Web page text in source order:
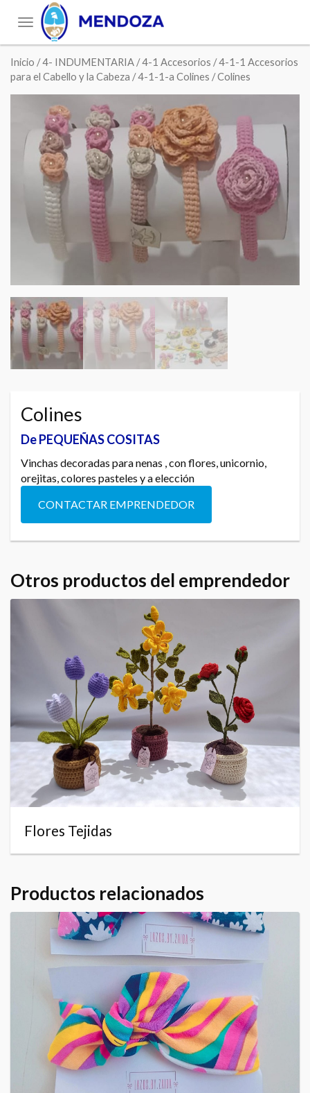
Toggle
navigation
Inicio /4- INDUMENTARIA /4-1 Accesorios /4-1-1 Accesorios
para el Cabello y la Cabeza /4-1-1-a Colines / Colines
Colines
De PEQUEÑAS COSITAS
Vinchas decoradas para nenas , con flores, unicornio,
orejitas, colores pasteles y a elección
CONTACTAR EMPRENDEDOR
Otros productos del emprendedor
Flores Tejidas
Productos relacionados